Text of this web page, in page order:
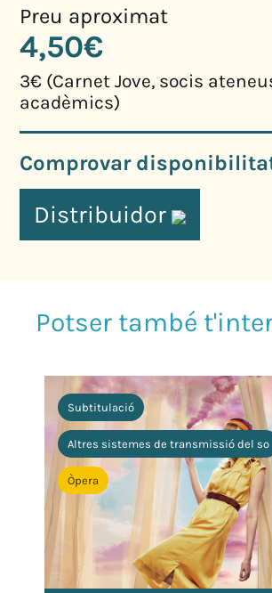
Preu aproximat
4,50€
3€ (Carnet Jove, socis
acadèmics)
Comprovar
Distribuidor
Subtitulació
Altres sistemes de transmissió del so
Òpera